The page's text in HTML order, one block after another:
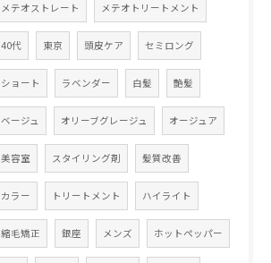
メテオストレート メテオトリートメント
40代 東京 頭皮ケア セミロング
ショート ラベンダー 白髪 艶髪
ベージュ オリーブグレージュ オージュア
美容室 スタイリング剤 髪質改善
カラー トリートメント ハイライト
縮毛矯正 銀座 メンズ ホットペッパー